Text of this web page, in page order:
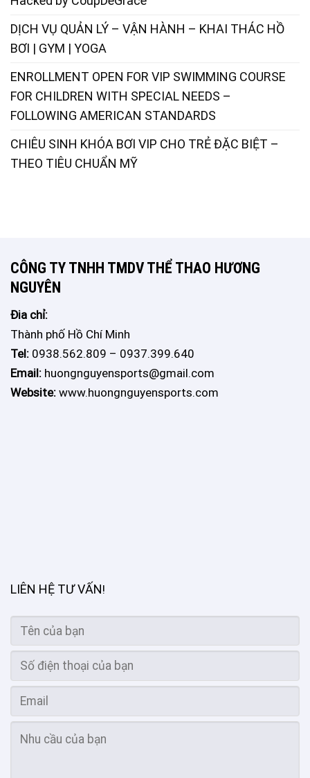
DỊCH VỤ QUẢN LÝ – VẬN HÀNH – KHAI THÁC HỒ
BƠI | GYM | YOGA
ENROLLMENT OPEN FOR VIP SWIMMING COURSE
FOR CHILDREN WITH SPECIAL NEEDS –
FOLLOWING AMERICAN STANDARDS
CHIÊU SINH KHÓA BƠI VIP CHO TRẺ ĐẶC BIỆT –
THEO TIÊU CHUẨN MỸ
CÔNG TY TNHH TMDV THỂ THAO HƯƠNG
NGUYÊN
Đia chỉ:
Thành phố Hồ Chí Minh
Tel: 0938.562.809 – 0937.399.640
Email: huongnguyensports@gmail.com
Website: www.huongnguyensports.com
LIÊN HỆ TƯ VẤN!